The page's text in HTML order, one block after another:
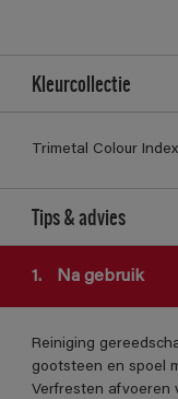
Kleurcollectie
Trimetal Colour
Tips & advies
1. Na gebruik
Reiniging
gootsteen en spoel
Verfresten afvoeren